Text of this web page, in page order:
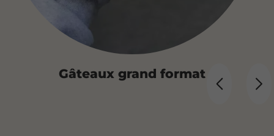
Gâteaux grand format